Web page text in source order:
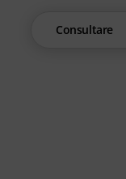
Consultare